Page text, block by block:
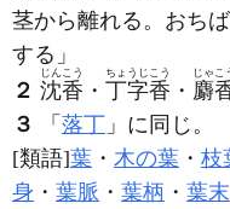
茎から離れる。おちば
する」
２ 沈香
じんこう
・ 丁字香
ちょうじこう
・ 麝
じゃこ
３
「 落丁 」に同じ。
[類語]葉 ・ 木の葉 ・ 枝
身 ・ 葉脈 ・ 葉柄 ・ 葉末